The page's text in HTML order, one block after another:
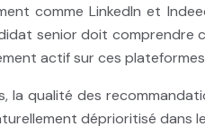
comme LinkedIn et
senior doit comprendre
actif sur ces
la qualité des
déprioritisé dans